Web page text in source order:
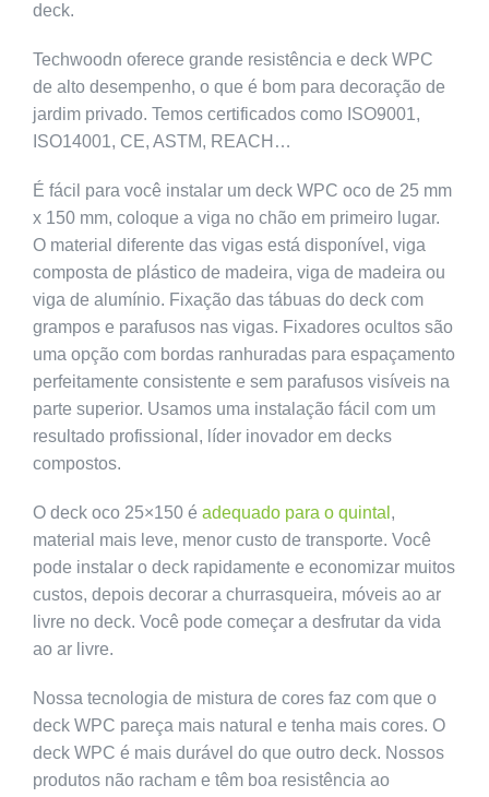
deck.
Techwoodn oferece grande resistência e deck WPC
de alto desempenho, o que é bom para decoração de
jardim privado. Temos certificados como ISO9001,
ISO14001, CE, ASTM, REACH…
É fácil para você instalar um deck WPC oco de 25 mm
x 150 mm, coloque a viga no chão em primeiro lugar.
O material diferente das vigas está disponível, viga
composta de plástico de madeira, viga de madeira ou
viga de alumínio. Fixação das tábuas do deck com
grampos e parafusos nas vigas. Fixadores ocultos são
uma opção com bordas ranhuradas para espaçamento
perfeitamente consistente e sem parafusos visíveis na
parte superior. Usamos uma instalação fácil com um
resultado profissional, líder inovador em decks
compostos.
O deck oco 25×150 é adequado para o quintal ,
material mais leve, menor custo de transporte. Você
pode instalar o deck rapidamente e economizar muitos
custos, depois decorar a churrasqueira, móveis ao ar
livre no deck. Você pode começar a desfrutar da vida
ao ar livre.
Nossa tecnologia de mistura de cores faz com que o
deck WPC pareça mais natural e tenha mais cores. O
deck WPC é mais durável do que outro deck. Nossos
produtos não racham e têm boa resistência ao